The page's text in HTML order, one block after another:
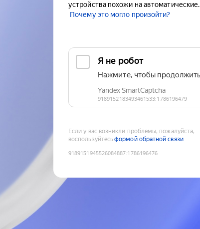
устройства похожи на автоматические.
Почему это могло произойти?
Если у вас возникли проблемы, пожалуйста,
воспользуйтесьформой обратной связи
9189151945526084887:1786196476